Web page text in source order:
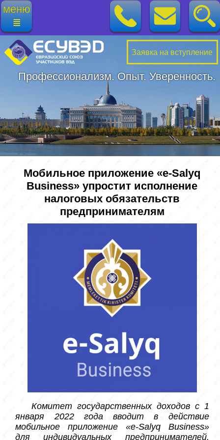
меню
≣
Профессионализм. Опыт. Уверенность.
Заявка на вступление
Мобильное приложение «e-Salyq
Business» упростит исполнение
налоговых обязательств
предпринимателям
Комитет государственных доходов с 1
января 2022 года вводит в действие
мобильное приложение «e-Salyq Business»
для индивидуальных предпринимателей,